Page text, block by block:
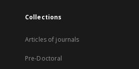
Collections
Articles of journals
Pre-Doctoral